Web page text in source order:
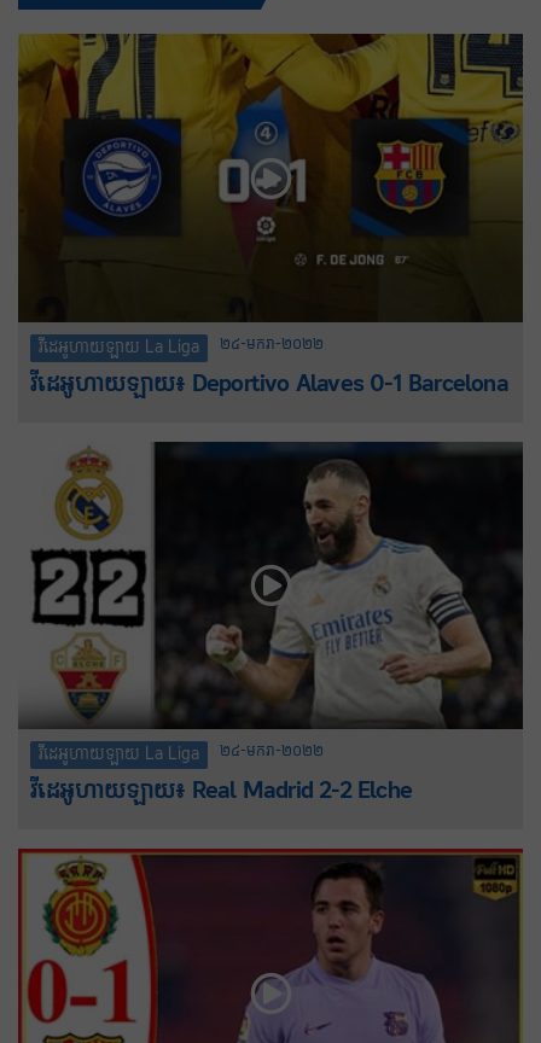
វីដេអូហាយឡាយ La Liga ២៤-មករា-២០២២
វីដេអូហាយឡាយ៖ Deportivo Alaves 0-1 Barcelona
វីដេអូហាយឡាយ La Liga ២៤-មករា-២០២២
វីដេអូហាយឡាយ៖ Real Madrid 2-2 Elche